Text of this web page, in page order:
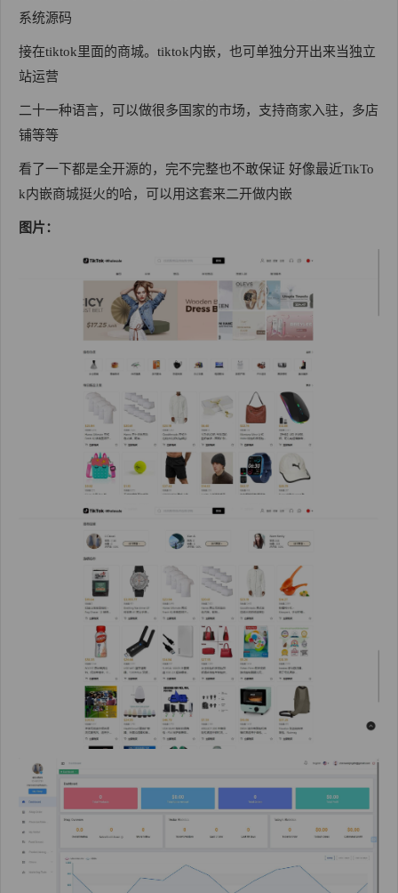
系统源码
接在tiktok里面的商城。tiktok内嵌，也可单独分开出来当独立
站运营
二十一种语言，可以做很多国家的市场，支持商家入驻，多店
铺等等
看了一下都是全开源的，完不完整也不敢保证 好像最近TikTo
k内嵌商城挺火的哈，可以用这套来二开做内嵌
图片：